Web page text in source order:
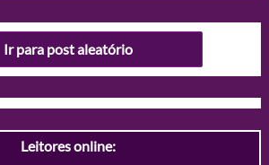
Ir para post aleatório
Leitores online: